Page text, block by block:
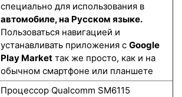
специально для использования в
автомобиле, на Русском языке.
Пользоваться навигацией и
устанавливать приложения с Google
Play Market так же просто, как и на
обычном смартфоне или планшете
Процессор Qualcomm SM6115